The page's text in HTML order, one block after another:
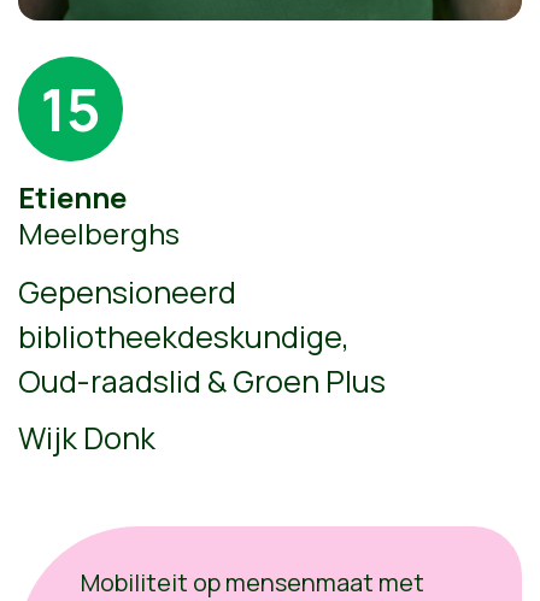
15
Etienne
Meelberghs
Gepensioneerd
bibliotheekdeskundige,
Oud-raadslid & Groen Plus
Wijk Donk
Mobiliteit op mensenmaat met